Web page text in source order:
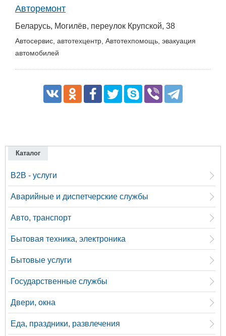
Авторемонт
Беларусь, Могилёв, переулок Крупской, 38
Автосервис, автотехцентр, Автотехпомощь, эвакуация
автомобилей
Каталог
B2B - услуги
Аварийные и диспетчерские службы
Авто, транспорт
Бытовая техника, электроника
Бытовые услуги
Государственные службы
Двери, окна
Еда, праздники, развлечения